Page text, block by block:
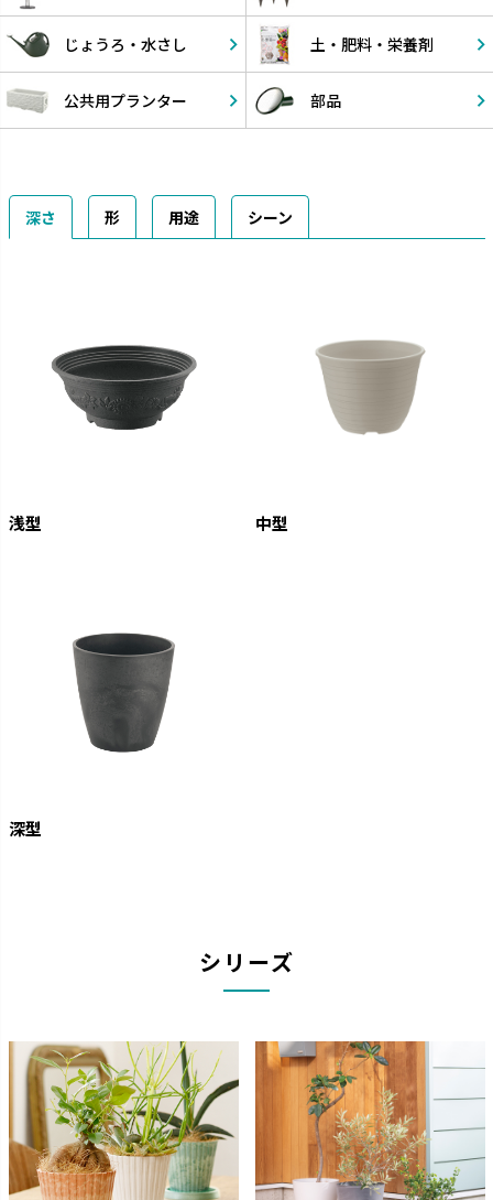
じょうろ・ 水さし 土・肥料・ 栄養剤
公共用プランター 部品
深さ 形 用途 シーン
浅型 中型
深型
シリーズ